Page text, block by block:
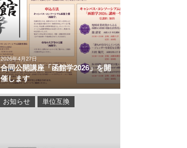
2026年4月27日
合同公開講座「函館学2026」を開
催します
お知らせ 単位互換